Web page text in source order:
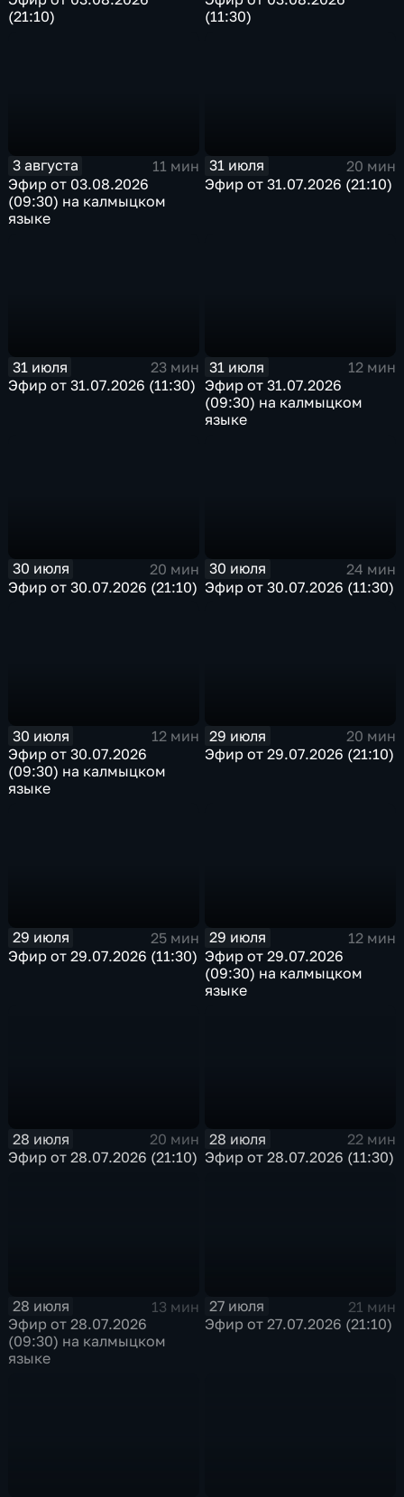
(21:10)
(11:30)
3 августа
11 мин
Эфир от 03.08.2026
(09:30) на калмыцком
языке
31 июля
20 мин
Эфир от 31.07.2026 (21:10)
31 июля
23 мин
Эфир от 31.07.2026 (11:30)
31 июля
12 мин
Эфир от 31.07.2026
(09:30) на калмыцком
языке
30 июля
20 мин
Эфир от 30.07.2026 (21:10)
30 июля
24 мин
Эфир от 30.07.2026 (11:30)
30 июля
12 мин
Эфир от 30.07.2026
(09:30) на калмыцком
языке
29 июля
20 мин
Эфир от 29.07.2026 (21:10)
29 июля
25 мин
Эфир от 29.07.2026 (11:30)
29 июля
12 мин
Эфир от 29.07.2026
(09:30) на калмыцком
языке
28 июля
20 мин
Эфир от 28.07.2026 (21:10)
28 июля
22 мин
Эфир от 28.07.2026 (11:30)
28 июля
13 мин
Эфир от 28.07.2026
(09:30) на калмыцком
языке
27 июля
21 мин
Эфир от 27.07.2026 (21:10)